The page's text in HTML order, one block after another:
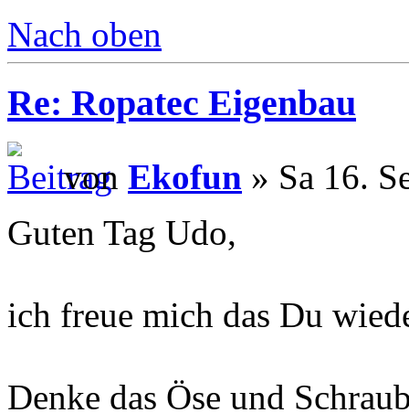
Nach oben
Re: Ropatec Eigenbau
von Ekofun » Sa 16.
Guten Tag Udo,
ich freue mich das Du
Denke das Öse und